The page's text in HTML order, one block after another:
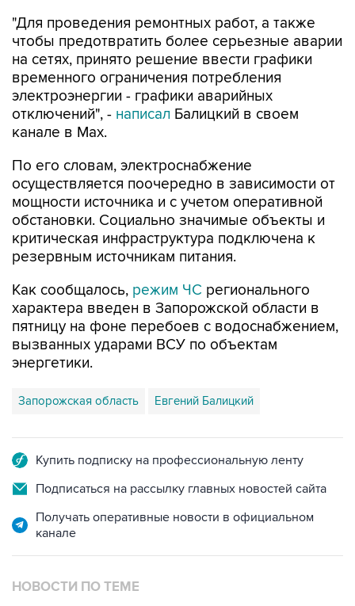
"Для проведения ремонтных работ, а также
чтобы предотвратить более серьезные аварии
на сетях, принято решение ввести графики
временного ограничения потребления
электроэнергии - графики аварийных
отключений", - написал Балицкий в своем
канале в Max.
По его словам, электроснабжение
осуществляется поочередно в зависимости от
мощности источника и с учетом оперативной
обстановки. Социально значимые объекты и
критическая инфраструктура подключена к
резервным источникам питания.
Как сообщалось, режим ЧС регионального
характера введен в Запорожской области в
пятницу на фоне перебоев с водоснабжением,
вызванных ударами ВСУ по объектам
энергетики.
Запорожская область Евгений Балицкий
Купить подписку на профессиональную ленту
Подписаться на рассылку главных новостей сайта
Получать оперативные новости в официальном
канале
НОВОСТИ ПО ТЕМЕ